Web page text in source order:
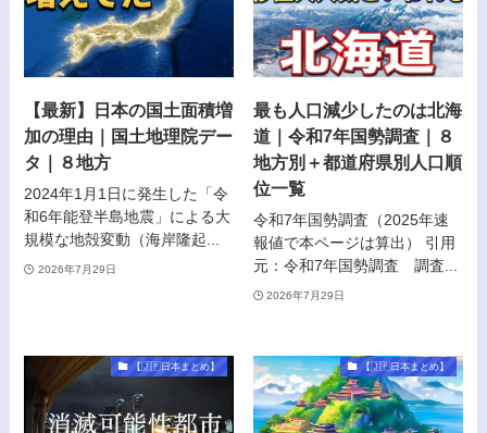
【最新】日本の国土面積増
加の理由｜国土地理院デー
タ｜８地方
2024年1月1日に発生した「令
和6年能登半島地震」による大
規模な地殻変動（海岸隆起...
2026年7月29日
最も人口減少したのは北海
道｜令和7年国勢調査｜８
地方別＋都道府県別人口順
位一覧
令和7年国勢調査（2025年速
報値で本ページは算出） 引用
元：令和7年国勢調査 調査...
2026年7月29日
【🇯🇵日本まとめ】 【🇯🇵日本まとめ】